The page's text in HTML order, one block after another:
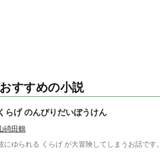
すすめの小説
らげ のんびりだいぼうけん
碕田鶴
にゆられる くらげ が大冒険してしまうお話です。